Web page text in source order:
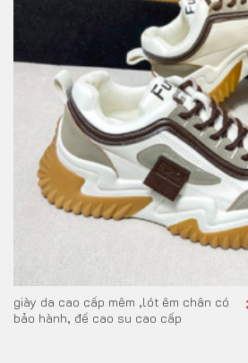
giày da cao cấp mêm ,lót êm chân có
bảo hành, đế cao su cao cấp